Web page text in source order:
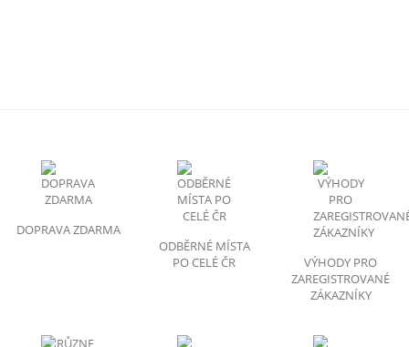
DOPRAVA ZDARMA
ODBĚRNÉ MÍSTA
PO CELÉ ČR
VÝHODY PRO
ZAREGISTROVANÉ
ZÁKAZNÍKY